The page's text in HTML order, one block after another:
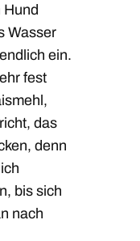
Wasser
ein.
fest
das
denn
bis sich
nach